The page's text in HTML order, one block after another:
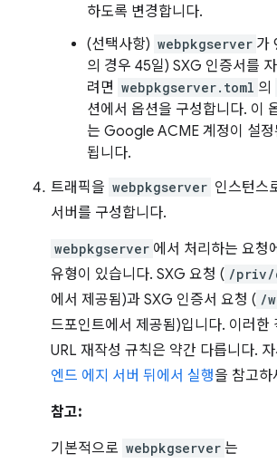
하도록 변경합니다.
(선택사항) webpkgserver 가
의 경우 45일) SXG 인증서를
려면 webpkgserver.toml 의
션에서 옵션을 구성합니다. 이
는 Google ACME 계정이 설정
됩니다.
트래픽을 webpkgserver 인스턴스
서버를 구성합니다.
webpkgserver 에서 처리하는 요청
유형이 있습니다. SXG 요청 ( /priv/
에서 제공됨)과 SXG 인증서 요청 ( /
드포인트에서 제공됨)입니다. 이러한
URL 재작성 규칙은 약간 다릅니다.
엔드 에지 서버 뒤에서 실행을 참고하
참고:
기본적으로 webpkgserver 는